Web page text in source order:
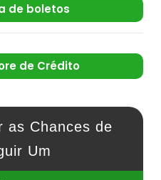
de boletos
de Crédito
as Chances de
Um